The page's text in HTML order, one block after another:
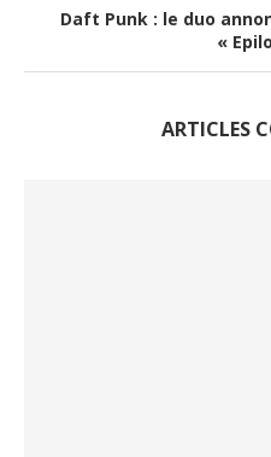
Daft Punk : le duo
«
ARTICLES